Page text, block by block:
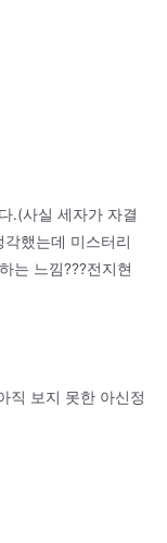
.(사실 세자가 자결
했는데 미스터리
는 느낌???전지현
직 보지 못한 아신정